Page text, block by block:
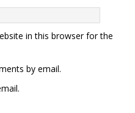
in this browser for the
by email.